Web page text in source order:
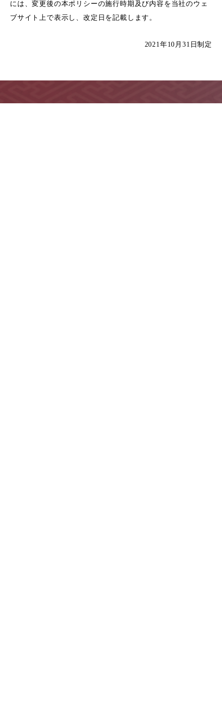
には、変更後の本ポリシーの施行時期及び内容を当社のウェ
ブサイト上で表示し、改定日を記載します。
2021年10月31日制定